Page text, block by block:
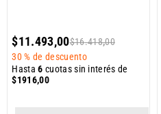
$11.493,00$16.418,00
30 % de descuento
Hasta6 cuotas sin interés de
$1916,00